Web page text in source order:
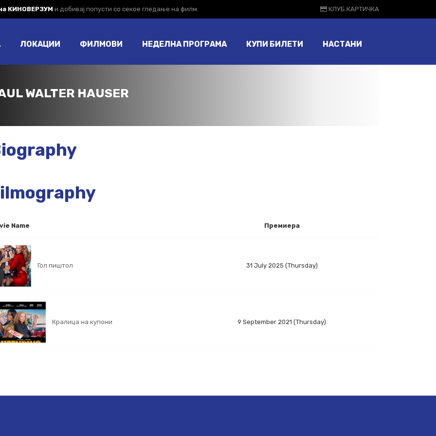
КИНОВЕРЗУМ и добивај попусти со секое гледање на филм. КЛУБ КАРТИЧКА
ЛОКАЦИИ ФИЛМОВИ НЕДЕЛНА ПРОГРАМА КУПИ БИЛЕТИ НАСТАНИ
WALTER HAUSER
Name Премиера
Гол пиштол 31 July 2025 (Thursday)
Кралица на купони 9 September 2021 (Thursday)